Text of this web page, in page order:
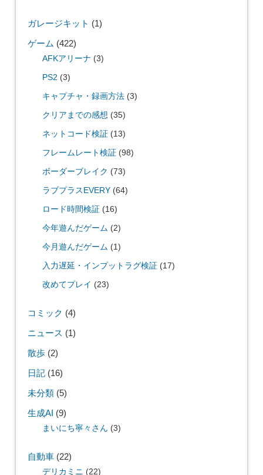
ガレージキット (1)
ゲーム (422)
AFKアリーナ (3)
PS2 (3)
キャプチャ・録画方法(3)
クリアまでの感想 (35)
ネットコード検証(13)
フレームレート検証(98)
ボーダーブレイク (73)
ラブプラスEVERY(64)
ロード時間検証(16)
今年遊んだゲーム (2)
今月遊んだゲーム (1)
入力遅延・インプットラグ検証(17)
改めてプレイ (23)
コミック (4)
ニュース (1)
散歩(2)
日記(16)
未分類(5)
生成AI (9)
まいにち寧々さん (3)
自動車(22)
デリカミニ (22)